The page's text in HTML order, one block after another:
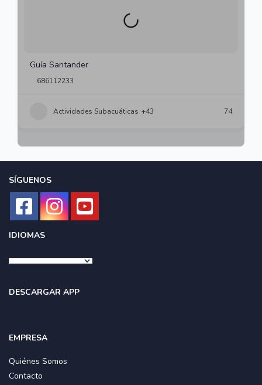
Guía Santander
686112233
Actividades Subacuáticas +43 74
SÍGUENOS
IDIOMAS
DESCARGAR APP
EMPRESA
Quiénes Somos
Contacto